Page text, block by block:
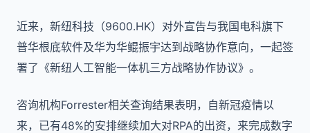
近来，新纽科技（9600.HK）对外宣告与我国电科旗下
普华根底软件及华为华鲲振宇达到战略协作意向，一起签
署了《新纽人工智能一体机三方战略协作协议》。
咨询机构Forrester相关查询结果表明，自新冠疫情以
来，已有48%的安排继续加大对RPA的出资，来完成数字